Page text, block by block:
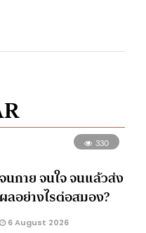
330
จนกาย จนใจ จนแล้วส่ง
ผลอย่างไรต่อสมอง?
6 August 2026